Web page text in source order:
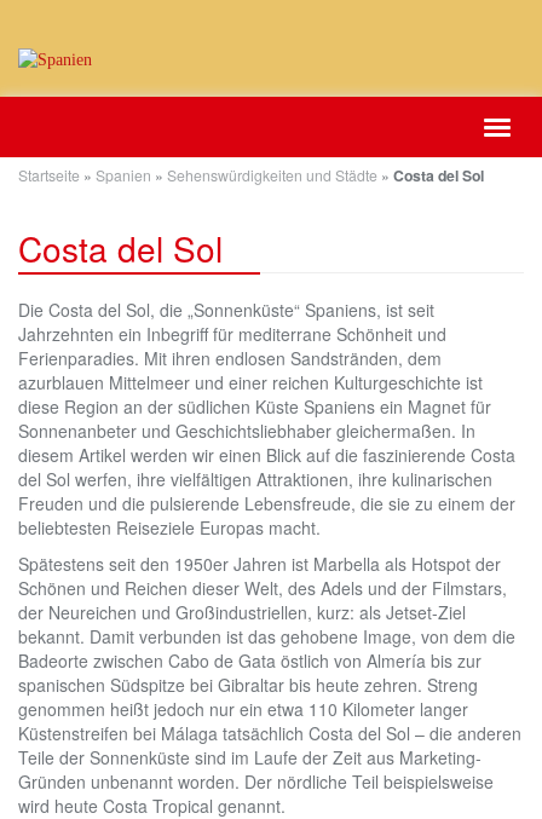
main
content
Startseite » Spanien » Sehenswürdigkeiten und Städte » Costa del Sol
Costa del Sol
Die Costa del Sol, die „Sonnenküste“ Spaniens, ist seit
Jahrzehnten ein Inbegriff für mediterrane Schönheit und
Ferienparadies. Mit ihren endlosen Sandstränden, dem
azurblauen Mittelmeer und einer reichen Kulturgeschichte ist
diese Region an der südlichen Küste Spaniens ein Magnet für
Sonnenanbeter und Geschichtsliebhaber gleichermaßen. In
diesem Artikel werden wir einen Blick auf die faszinierende Costa
del Sol werfen, ihre vielfältigen Attraktionen, ihre kulinarischen
Freuden und die pulsierende Lebensfreude, die sie zu einem der
beliebtesten Reiseziele Europas macht.
Spätestens seit den 1950er Jahren ist Marbella als Hotspot der
Schönen und Reichen dieser Welt, des Adels und der Filmstars,
der Neureichen und Großindustriellen, kurz: als Jetset-Ziel
bekannt. Damit verbunden ist das gehobene Image, von dem die
Badeorte zwischen Cabo de Gata östlich von Almería bis zur
spanischen Südspitze bei Gibraltar bis heute zehren. Streng
genommen heißt jedoch nur ein etwa 110 Kilometer langer
Küstenstreifen bei Málaga tatsächlich Costa del Sol – die anderen
Teile der Sonnenküste sind im Laufe der Zeit aus Marketing-
Gründen unbenannt worden. Der nördliche Teil beispielsweise
wird heute Costa Tropical genannt.